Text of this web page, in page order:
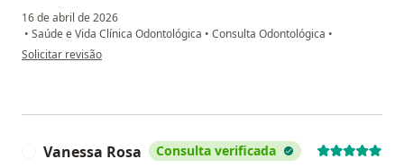
16 de abril de 2026
• Saúde e Vida Clínica Odontológica • Consulta Odontológica •
na opinião do utilizador Elaine
Solicitar revisão
Vanessa Rosa Consulta verificada